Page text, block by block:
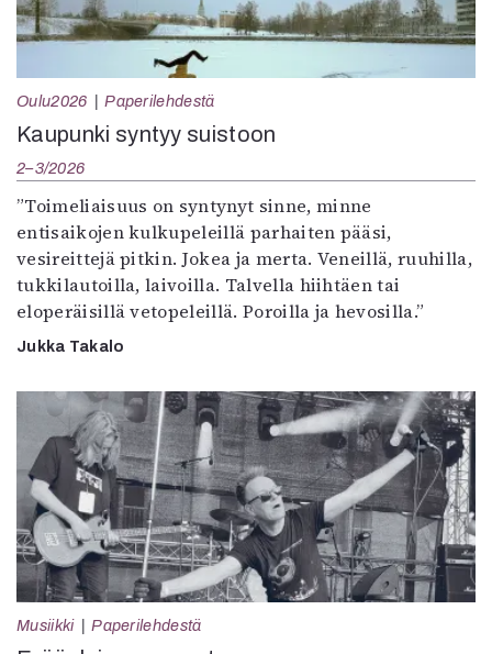
Oulu2026 Paperilehdestä
Kaupunki syntyy suistoon
2–3/2026
”Toimeliaisuus on syntynyt sinne, minne
entisaikojen kulkupeleillä parhaiten pääsi,
vesireittejä pitkin. Jokea ja merta. Veneillä, ruuhilla,
tukkilautoilla, laivoilla. Talvella hiihtäen tai
eloperäisillä vetopeleillä. Poroilla ja hevosilla.”
Jukka Takalo
Musiikki Paperilehdestä